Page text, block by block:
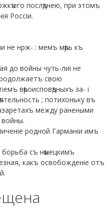
его послѣднею, при этомъ
Россіи.
не нрж- : мемъ мѣрь къ
до войны чуть-лиі не
свою
вѣроисповѣдныхъ за- і
; потихоньку въ
между ранеными
родной Гарманіи имъ
борьба съ нѣмецкимъ
какъ освобожденіе отъ